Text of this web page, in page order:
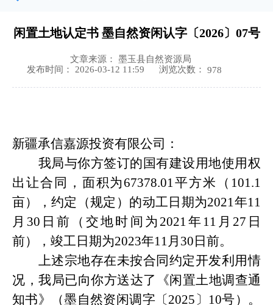
闲置土地认定书 墨自然资闲认字〔2026〕07号
文章来源： 墨玉县自然资源局
发布时间： 2026-03-12 11:59
浏览次数： 978
新疆承信嘉源投资有限公司：
我局与你方签订的国有建设用地使用权
出让合同，面积为 67378.01 平方米（ 101.1
亩） ，约定（规定）的动工日期为2021 年11
月 30 日前 （交地时间为 2021 年 11 月 27 日
前），竣工日期为2023年11 月 30 日前。
上述宗地存在未按合同约定开发利用情
况，我局已向你方送达了
《闲置土地调查通
知书》（墨自然资闲调字〔2025〕10号） 。